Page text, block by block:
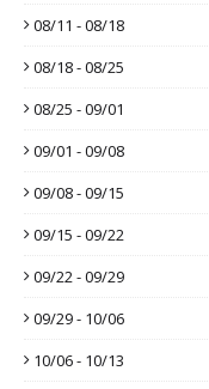
08/11 - 08/18
08/18 - 08/25
08/25 - 09/01
09/01 - 09/08
09/08 - 09/15
09/15 - 09/22
09/22 - 09/29
09/29 - 10/06
10/06 - 10/13